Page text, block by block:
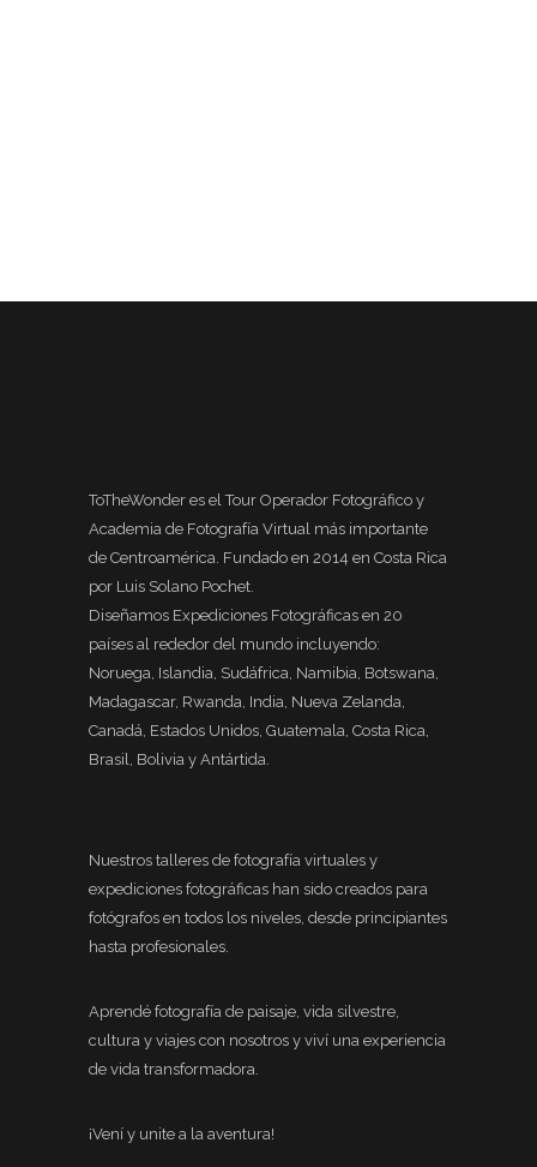
ToTheWonder es el Tour Operador Fotográfico y
Academia de Fotografía Virtual más importante
de Centroamérica. Fundado en 2014 en Costa Rica
por Luis Solano Pochet.
Diseñamos Expediciones Fotográficas en 20
países al rededor del mundo incluyendo:
Noruega, Islandia, Sudáfrica, Namibia, Botswana,
Madagascar, Rwanda, India, Nueva Zelanda,
Canadá, Estados Unidos, Guatemala, Costa Rica,
Brasil, Bolivia y Antártida.
Nuestros talleres de fotografía virtuales y
expediciones fotográficas han sido creados para
fotógrafos en todos los niveles, desde principiantes
hasta profesionales.
Aprendé fotografía de paisaje, vida silvestre,
cultura y viajes con nosotros y viví una experiencia
de vida transformadora.
¡Vení y unite a la aventura!